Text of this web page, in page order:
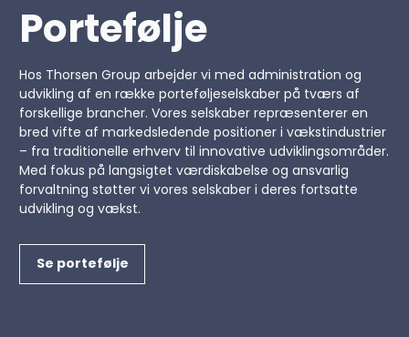
Portefølje
Hos Thorsen Group arbejder vi med administration og
udvikling af en række porteføljeselskaber på tværs af
forskellige brancher. Vores selskaber repræsenterer en
bred vifte af markedsledende positioner i vækstindustrier
– fra traditionelle erhverv til innovative udviklingsområder.
Med fokus på langsigtet værdiskabelse og ansvarlig
forvaltning støtter vi vores selskaber i deres fortsatte
udvikling og vækst.
Se portefølje